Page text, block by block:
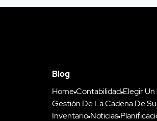
Blog
HomeContabilidad Elegir
Gestión De La Cadena De
Inventario Noticias